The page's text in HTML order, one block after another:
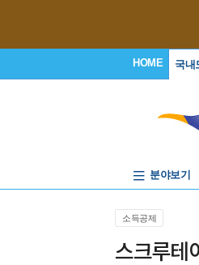
HOME 국내
분야보기
소득공제
스크루테